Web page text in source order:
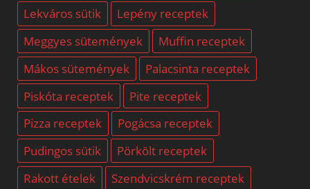
Lekváros sütik
Lepény receptek
Meggyes sütemények
Muffin receptek
Mákos sütemények
Palacsinta receptek
Piskóta receptek
Pite receptek
Pizza receptek
Pogácsa receptek
Pudingos sütik
Pörkölt receptek
Rakott ételek
Szendvicskrém receptek